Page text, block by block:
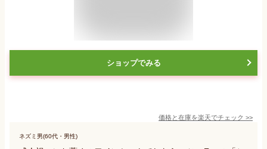
ショップでみる
価格と在庫を楽天でチェック >>
ネズミ男(60代・男性)